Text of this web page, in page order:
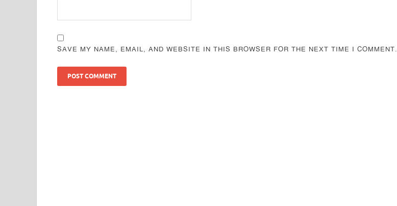
SAVE MY NAME, EMAIL, AND WEBSITE IN THIS BROWSER FOR THE NEXT TIME I COMMENT.